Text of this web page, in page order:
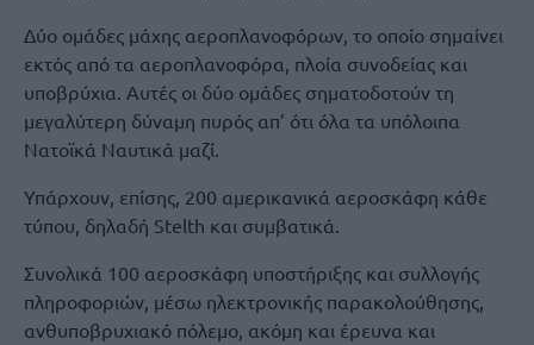
Δύο ομάδες μάχης αεροπλανοφόρων, το οποίο σημαίνει
εκτός από τα αεροπλανοφόρα, πλοία συνοδείας και
υποβρύχια. Αυτές οι δύο ομάδες σηματοδοτούν τη
μεγαλύτερη δύναμη πυρός απ’ ότι όλα τα υπόλοιπα
Νατοϊκά Ναυτικά μαζί.
Υπάρχουν, επίσης, 200 αμερικανικά αεροσκάφη κάθε
τύπου, δηλαδή Stelth και συμβατικά.
Συνολικά 100 αεροσκάφη υποστήριξης και συλλογής
πληροφοριών, μέσω ηλεκτρονικής παρακολούθησης,
ανθυποβρυχιακό πόλεμο, ακόμη και έρευνα και